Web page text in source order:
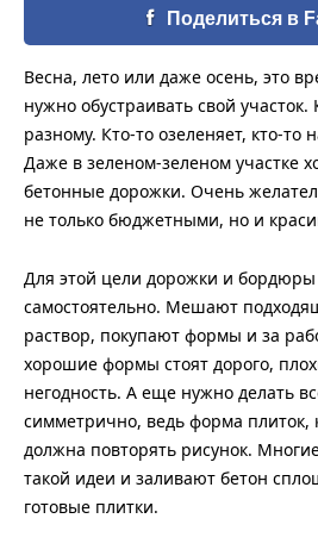
Поделиться в
Весна, лето или даже осень, это
нужно обустраивать свой
разному. Кто-то озеленяет, кто-то
Даже в зеленом-зеленом участке
бетонные дорожки. Очень
не только бюджетными, но и
Для этой цели дорожки и
самостоятельно. Мешают
раствор, покупают формы и за
хорошие формы стоят дорого,
негодность. А еще нужно делать
симметрично, ведь форма плиток,
должна повторять рисунок.
такой идеи и заливают бетон
готовые плитки.